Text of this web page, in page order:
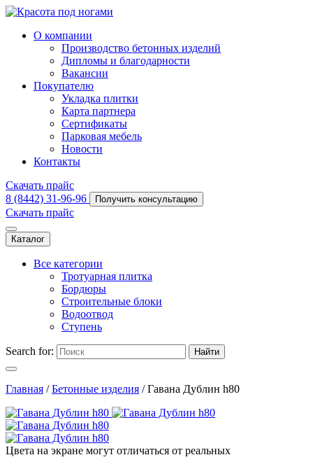
О компании
Производство бетонных изделий
Дипломы и благодарности
Вакансии
Покупателю
Укладка плитки
Карта партнера
Сертификаты
Парковая мебель
Новости
Контакты
Скачать прайс
8 (8442) 31-96-96
Получить консультацию
Скачать прайс
Каталог
Все категории
Тротуарная плитка
Бордюры
Строительные блоки
Водоотвод
Ступень
Search for: Найти
Главная /Бетонные изделия /Гавана Дублин h80
Цвета на экране могут отличаться от реальных